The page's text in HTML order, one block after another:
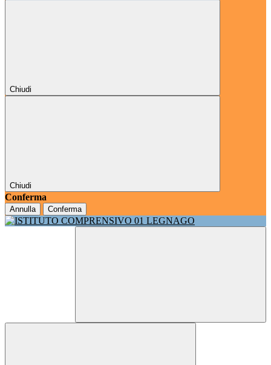
Chiudi
Chiudi
Conferma
Annulla Conferma